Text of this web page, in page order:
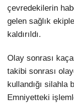
çevredekilerin
gelen sağlık
kaldırıldı.
Olay sonrası
takibi sonrası
kullandığı silahla
Emniyetteki